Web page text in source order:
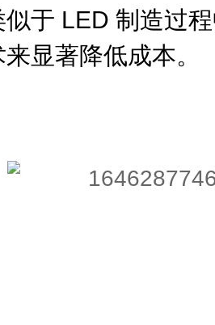
于 LED 制造过
显著降低成本。